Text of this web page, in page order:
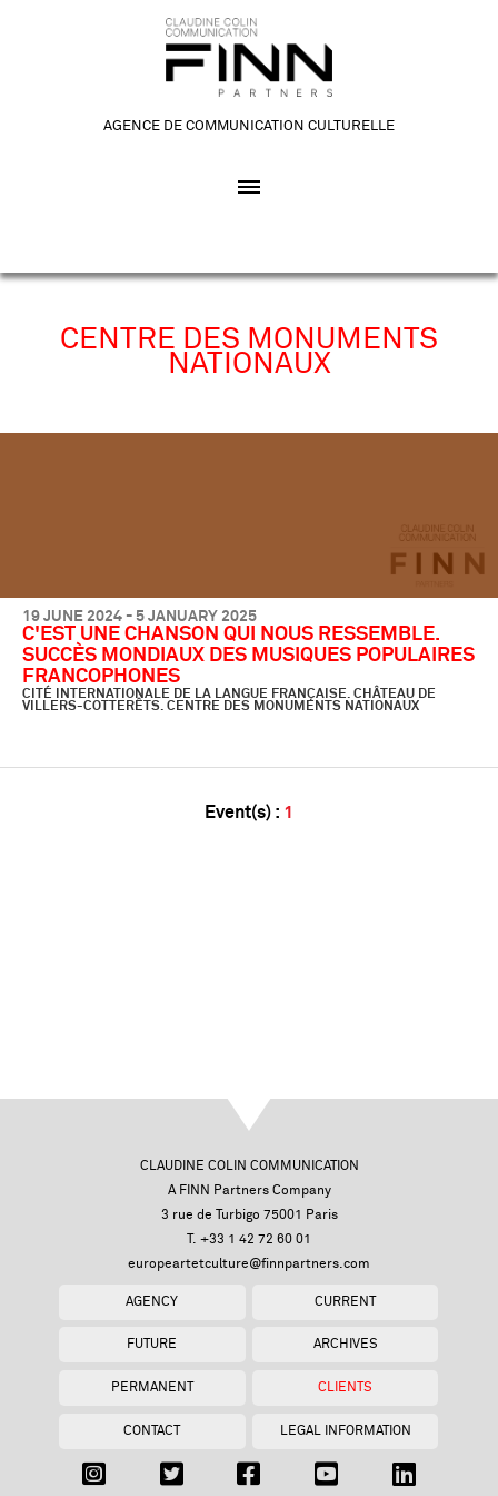
AGENCE DE COMMUNICATION CULTURELLE
CENTRE DES MONUMENTS
NATIONAUX
19 JUNE 2024 - 5 JANUARY 2025
C'EST UNE CHANSON QUI NOUS RESSEMBLE.
SUCCÈS MONDIAUX DES MUSIQUES POPULAIRES
FRANCOPHONES
CITÉ INTERNATIONALE DE LA LANGUE FRANÇAISE. CHÂTEAU DE
VILLERS-COTTERÊTS. CENTRE DES MONUMENTS NATIONAUX
Event(s) : 1
CLAUDINE COLIN COMMUNICATION
A FINN Partners Company
3 rue de Turbigo 75001 Paris
T. +33 1 42 72 60 01
europeartetculture@finnpartners.com
AGENCY CURRENT
FUTURE ARCHIVES
PERMANENT CLIENTS
CONTACT LEGAL INFORMATION